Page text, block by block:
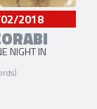
2018
NIGHT IN